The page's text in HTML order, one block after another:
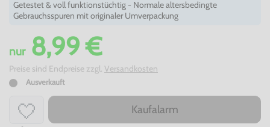
Getestet & voll funktionstüchtig - Normale altersbedingte
Gebrauchsspuren mit originaler Umverpackung
nur8,99 €
Preise sind Endpreise zzgl. Versandkosten
Ausverkauft
Kaufalarm